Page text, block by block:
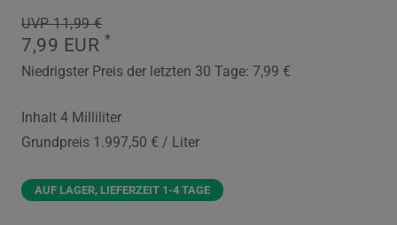
UVP 11,99 €
7,99 EUR *
Niedrigster Preis der letzten 30 Tage: 7,99 €
Inhalt 4 Milliliter
Grundpreis 1.997,50 € / Liter
AUF LAGER, LIEFERZEIT 1-4 TAGE